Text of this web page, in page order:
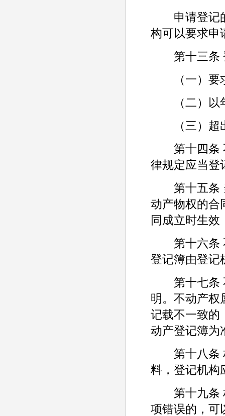
申请登记的
构可以要求申
第十三条
（一）要求
（二）以年
（三）超出
第十四条
律规定应当登
第十五条
动产物权的合
同成立时生效
第十六条
登记簿由登记
第十七条
明。不动产权
记载不一致的
动产登记簿为
第十八条
料，登记机构
第十九条
项错误的，可